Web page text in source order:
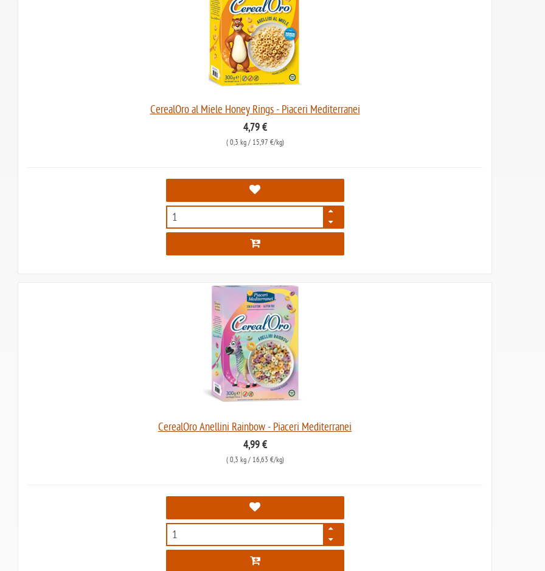
CerealOro al Miele Honey Rings - Piaceri Mediterranei
4,79 €
( 0,3 kg/ 15,97 €/kg)
7807
CerealOro Anellini Rainbow - Piaceri Mediterranei
4,99 €
( 0,3 kg/ 16,63 €/kg)
7812